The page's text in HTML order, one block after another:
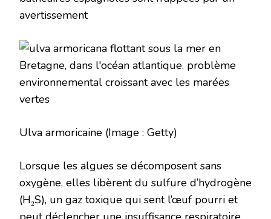
avertissement
Ulva armoricaine (Image : Getty)
Lorsque les algues se décomposent sans
oxygène, elles libèrent du sulfure d’hydrogène
(H₂S), un gaz toxique qui sent l’œuf pourri et